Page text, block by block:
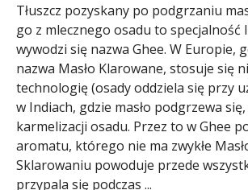
Tłuszcz pozyskany po podgrzaniu
go z mlecznego osadu to specjalność
wywodzi się nazwa Ghee. W Europie,
nazwa Masło Klarowane, stosuje się
technologię (osady oddziela się przy
w Indiach, gdzie masło podgrzewa
karmelizacji osadu. Przez to w Ghee
aromatu, którego nie ma zwykłe
Sklarowaniu powoduje przede
przypala się podczas ...